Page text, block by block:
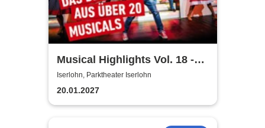
Musical Highlights Vol. 18 -
Das Beste aus Musical und
Film
Iserlohn, Parktheater Iserlohn
20.01.2027